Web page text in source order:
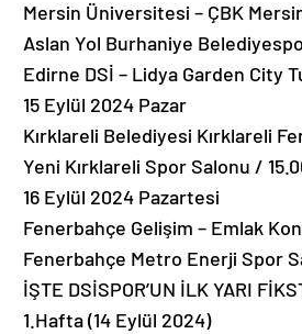
Mersin Üniversitesi – ÇBK
Aslan Yol Burhaniye
Edirne DSİ – Lidya Garden City
15 Eylül 2024 Pazar
Kırklareli Belediyesi Kırklareli
Yeni Kırklareli Spor Salonu /
16 Eylül 2024 Pazartesi
Fenerbahçe Gelişim – Emlak
Fenerbahçe Metro Enerji Spor
İŞTE DSİSPOR’UN İLK YARI
1.Hafta (14 Eylül 2024)